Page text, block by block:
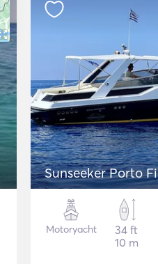
Sunseeker Porto
Motoryacht
34 ft
10 m